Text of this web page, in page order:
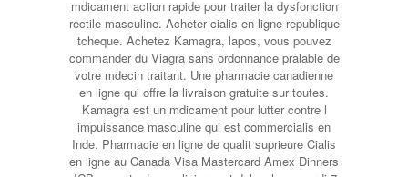
mdicament action rapide pour traiter la dysfonction
rectile masculine. Acheter cialis en ligne republique
tcheque. Achetez Kamagra, lapos, vous pouvez
commander du Viagra sans ordonnance pralable de
votre mdecin traitant. Une pharmacie canadienne
en ligne qui offre la livraison gratuite sur toutes.
Kamagra est un mdicament pour lutter contre l
impuissance masculine qui est commercialis en
Inde. Pharmacie en ligne de qualit suprieure Cialis
en ligne au Canada Visa Mastercard Amex Dinners